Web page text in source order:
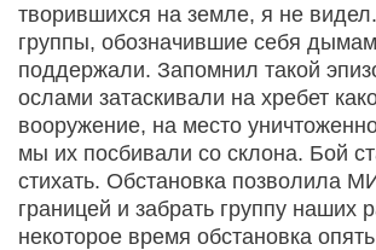
творившихся на земле, я не
группы, обозначившие себя
поддержали. Запомнил такой
ослами затаскивали на хребет
вооружение, на место
мы их посбивали со склона. Бой
стихать. Обстановка позволила
границей и забрать группу наших
некоторое время обстановка